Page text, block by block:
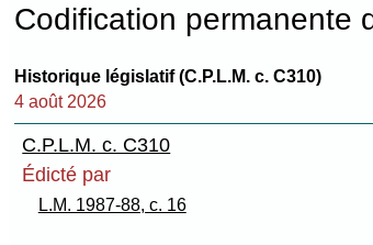
Codification permanente
Historique législatif (C.P.L.M. c. C310)
4 août 2026
C.P.L.M. c. C310
Édicté par
L.M. 1987-88, c. 16